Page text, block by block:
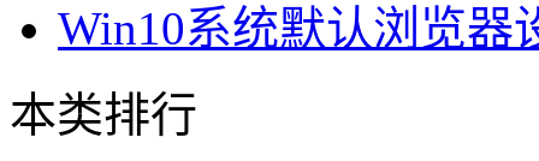
Win10系统默认浏览器
本类排行